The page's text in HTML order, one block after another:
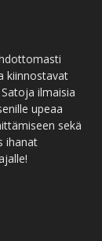
kiinnostavat
ilmaisia
upeaa
sekä
ihanat